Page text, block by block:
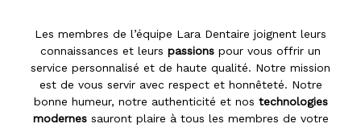
Les membres de l’équipe Lara Dentaire joignent leurs
connaissances et leurs passions pour vous offrir un
service personnalisé et de haute qualité. Notre mission
est de vous servir avec respect et honnêteté. Notre
bonne humeur, notre authenticité et nos technologies
modernessauront plaire à tous les membres de votre